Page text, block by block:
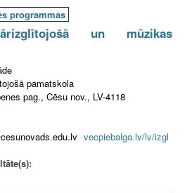
programmas
un mūzikas
pamatskola
pag., Cēsu nov., LV-4118
vecpiebalga.lv/lv/izgl